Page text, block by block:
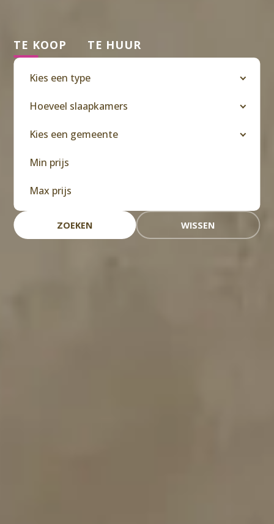
TE KOOP TE HUUR
Kies een type
Hoeveel slaapkamers
Kies een gemeente
ZOEKEN WISSEN